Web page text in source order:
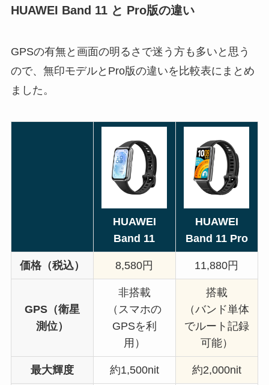
HUAWEI Band 11 と Pro版の違い
GPSの有無と画面の明るさで迷う方も多いと思う
ので、無印モデルとPro版の違いを比較表にまとめ
ました。
HUAWEI
Band 11
HUAWEI
Band 11 Pro
価格（税込） 8,580円 11,880円
GPS（衛星
測位）
非搭載
（スマホの
GPSを利
用）
搭載
（バンド単体
でルート記録
可能）
最大輝度 約1,500nit 約2,000nit